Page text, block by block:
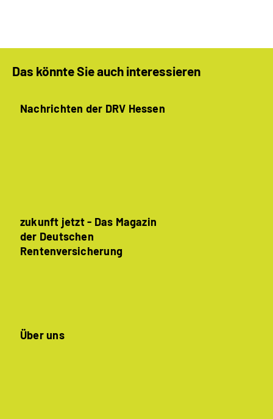
Das könnte Sie auch interessieren
Nachrichten der DRV Hessen
zukunft jetzt - Das Magazin
der Deutschen
Rentenversicherung
Über uns